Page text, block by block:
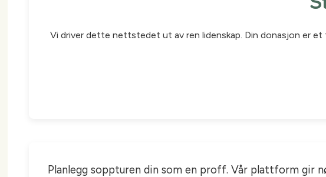
Vi driver dette nettstedet ut av ren lidenskap. Din donasjon er
Planlegg soppturen din som en proff. Vår plattform gir